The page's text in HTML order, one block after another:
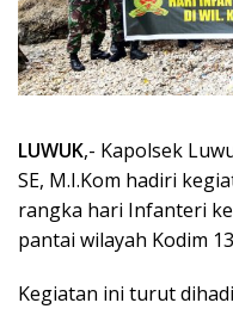
LUWUK,- Kapolsek
SE, M.I.Kom hadiri
rangka hari Infanteri
pantai wilayah Kodim
Kegiatan ini turut